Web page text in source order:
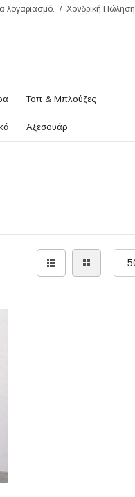
Χονδρική Πώληση
λογαριασμό.
Τοπ & Μπλούζες
Αξεσουάρ